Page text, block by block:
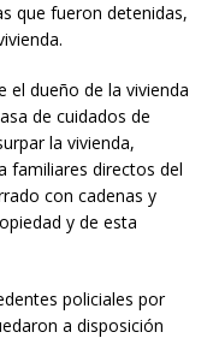
que fueron detenidas,
el dueño de la vivienda
de cuidados de
la vivienda,
familiares directos del
con cadenas y
y de esta
policiales por
a disposición